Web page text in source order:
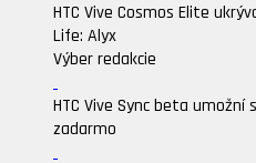
HTC Vive Cosmos Elite
Life: Alyx
Výber redakcie
HTC Vive Sync beta
zadarmo